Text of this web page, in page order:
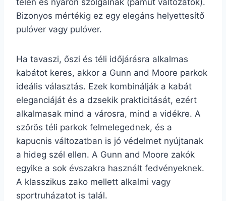
télen és nyáron szolgálnak (pamut változatok).
Bizonyos mértékig ez egy elegáns helyettesítő
pulóver vagy pulóver.
Ha tavaszi, őszi és téli időjárásra alkalmas
kabátot keres, akkor a Gunn and Moore parkok
ideális választás. Ezek kombinálják a kabát
eleganciáját és a dzsekik prakticitását, ezért
alkalmasak mind a városra, mind a vidékre. A
szőrös téli parkok felmelegednek, és a
kapucnis változatban is jó védelmet nyújtanak
a hideg szél ellen. A Gunn and Moore zakók
egyike a sok évszakra használt fedvényeknek.
A klasszikus zako mellett alkalmi vagy
sportruházatot is talál.